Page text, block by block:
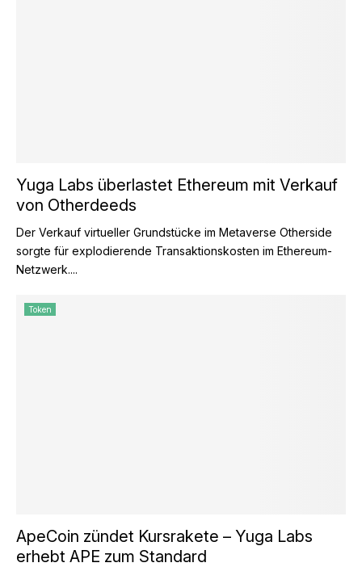
Yuga Labs überlastet Ethereum mit Verkauf
von Otherdeeds
Der Verkauf virtueller Grundstücke im Metaverse Otherside
sorgte für explodierende Transaktionskosten im Ethereum-
Netzwerk....
Token
ApeCoin zündet Kursrakete – Yuga Labs
erhebt APE zum Standard